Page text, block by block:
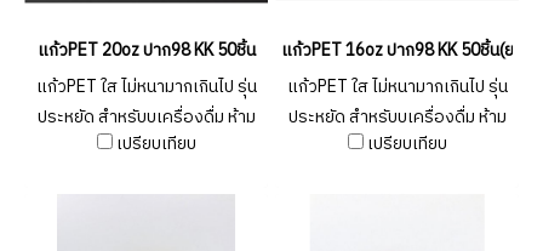
แก้วPET 20oz ปาก98 KK 50ชิ้น
แก้วPET ใส ไม่หนามากเกินไป รุ่น
ประหยัด สำหรับบเครื่องดื่ม ห้าม
ใส่ของร้อน ควรใช้เพียงครั้งเดียว
เปรียบเทียบ
แก้วPET 16oz ปาก98 KK 50ชิ้น(ยก
แก้วPET ใส ไม่หนามากเกินไป รุ่น
ประหยัด สำหรับบเครื่องดื่ม ห้าม
ใส่ของร้อน ควรใช้เพียงครั้งเดียว
เปรียบเทียบ